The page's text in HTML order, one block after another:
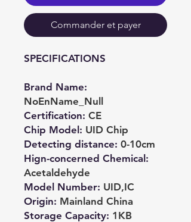
Commander et payer
SPECIFICATIONS
Brand Name:
NoEnName_Null
Certification: CE
Chip Model : UID Chip
Detecting distance: 0-10cm
Hign-concerned Chemical :
Acetaldehyde
Model Number: UID,IC
Origin: Mainland China
Storage Capacity: 1KB